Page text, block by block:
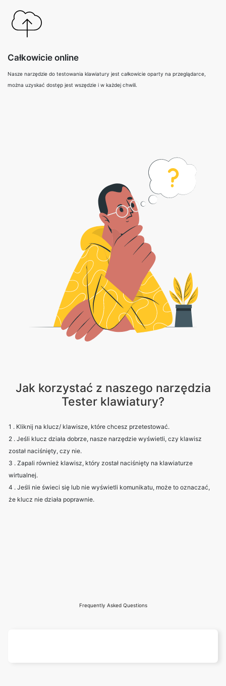
Całkowicie online
Nasze narzędzie do testowania klawiatury jest całkowicie oparty na przeglądarce,
można uzyskać dostęp jest wszędzie i w każdej chwili.
Jak korzystać z naszego narzędzia
Tester klawiatury?
1 . Kliknij na klucz/ klawisze, które chcesz przetestować.
2 . Jeśli klucz działa dobrze, nasze narzędzie wyświetli, czy klawisz
został naciśnięty, czy nie.
3 . Zapali również klawisz, który został naciśnięty na klawiaturze
wirtualnej.
4 . Jeśli nie świeci się lub nie wyświetli komunikatu, może to oznaczać,
że klucz nie działa poprawnie.
Frequently Asked Questions